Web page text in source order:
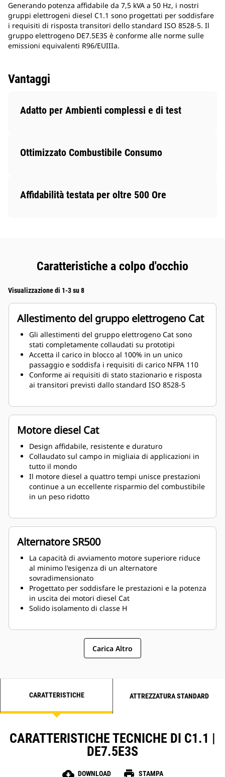
Generando potenza affidabile da 7,5 kVA a 50 Hz, i nostri
gruppi elettrogeni diesel C1.1 sono progettati per soddisfare
i requisiti di risposta transitori dello standard ISO 8528-5. Il
gruppo elettrogeno DE7.5E3S è conforme alle norme sulle
emissioni equivalenti R96/EUIIIa.
Vantaggi
Adatto per Ambienti complessi e di test
Ottimizzato Combustibile Consumo
Affidabilità testata per oltre 500 Ore
Caratteristiche a colpo d'occhio
Visualizzazione di 1-3 su 8
Allestimento del gruppo elettrogeno Cat
Gli allestimenti del gruppo elettrogeno Cat sono
stati completamente collaudati su prototipi
Accetta il carico in blocco al 100% in un unico
passaggio e soddisfa i requisiti di carico NFPA 110
Conforme ai requisiti di stato stazionario e risposta
ai transitori previsti dallo standard ISO 8528-5
Motore diesel Cat
Design affidabile, resistente e duraturo
Collaudato sul campo in migliaia di applicazioni in
tutto il mondo
Il motore diesel a quattro tempi unisce prestazioni
continue a un eccellente risparmio del combustibile
in un peso ridotto
Alternatore SR500
La capacità di avviamento motore superiore riduce
al minimo l'esigenza di un alternatore
sovradimensionato
Progettato per soddisfare le prestazioni e la potenza
in uscita dei motori diesel Cat
Solido isolamento di classe H
Carica Altro
CARATTERISTICHE ATTREZZATURA STANDARD
CARATTERISTICHE TECNICHE DI C1.1 |
DE7.5E3S
cloud_download DOWNLOAD print STAMPA